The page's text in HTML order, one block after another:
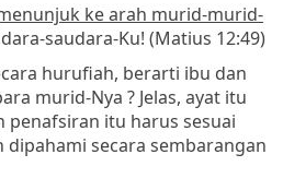
ke arah murid-murid-
saudara-Ku! (Matius 12:49)
hurufiah, berarti ibu dan
murid-Nya ? Jelas, ayat itu
penafsiran itu harus sesuai
secara sembarangan